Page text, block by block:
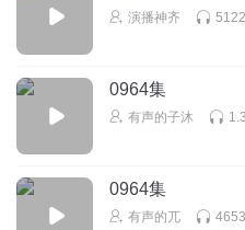
演播神齐 5122
0964集
有声的子沐
0964集
有声的兀 4653